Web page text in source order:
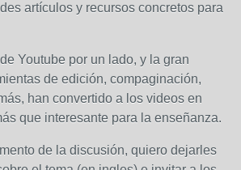
artículos y recursos concretos para
Youtube por un lado, y la gran
de edición, compaginación,
han convertido a los videos en
que interesante para la enseñanza.
de la discusión, quiero dejarles